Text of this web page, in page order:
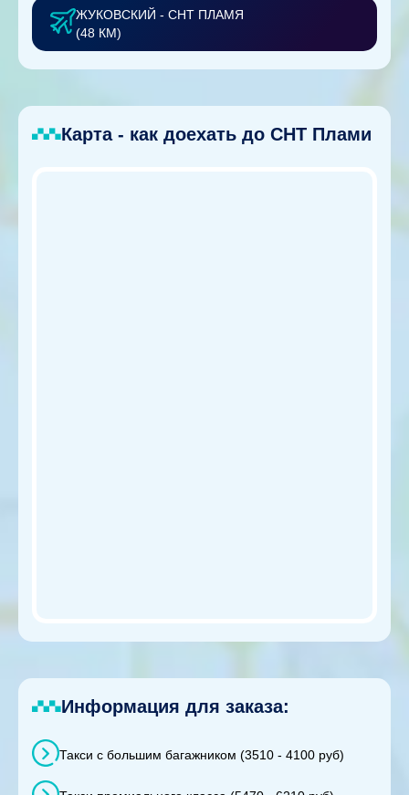
ЖУКОВСКИЙ - СНТ ПЛАМЯ
(48 КМ)
Карта - как доехать до СНТ Плами
Информация для заказа:
Такси с большим багажником (3510 - 4100 руб)